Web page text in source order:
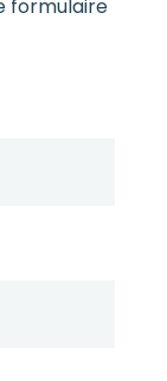
formulaire